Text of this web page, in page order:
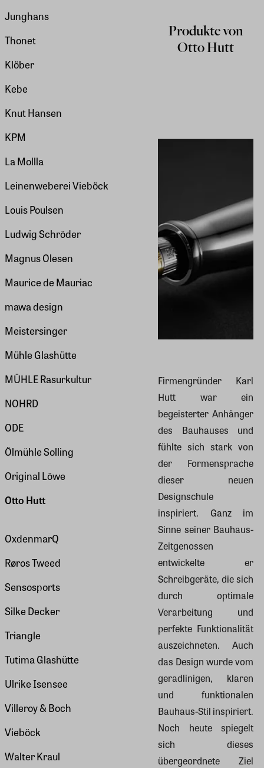
Junghans
Thonet
Klöber
Kebe
Knut Hansen
KPM
La Mollla
Leinenweberei Vieböck
Louis Poulsen
Ludwig Schröder
Magnus Olesen
Maurice de Mauriac
mawa design
Meistersinger
Mühle Glashütte
MÜHLE Rasurkultur
NOHRD
ODE
Ölmühle Solling
Original Löwe
Otto Hutt
OxdenmarQ
Røros Tweed
Sensosports
Silke Decker
Triangle
Tutima Glashütte
Ulrike Isensee
Villeroy & Boch
Vieböck
Walter Kraul
Produkte von
Otto Hutt
Firmengründer Karl
Hutt war ein
begeisterter Anhänger
des Bauhauses und
fühlte sich stark von
der Formensprache
dieser neuen
Designschule
inspiriert. Ganz im
Sinne seiner Bauhaus-
Zeitgenossen
entwickelte er
Schreibgeräte, die sich
durch optimale
Verarbeitung und
perfekte Funktionalität
auszeichneten. Auch
das Design wurde vom
geradlinigen, klaren
und funktionalen
Bauhaus-Stil inspiriert.
Noch heute spiegelt
sich dieses
übergeordnete Ziel